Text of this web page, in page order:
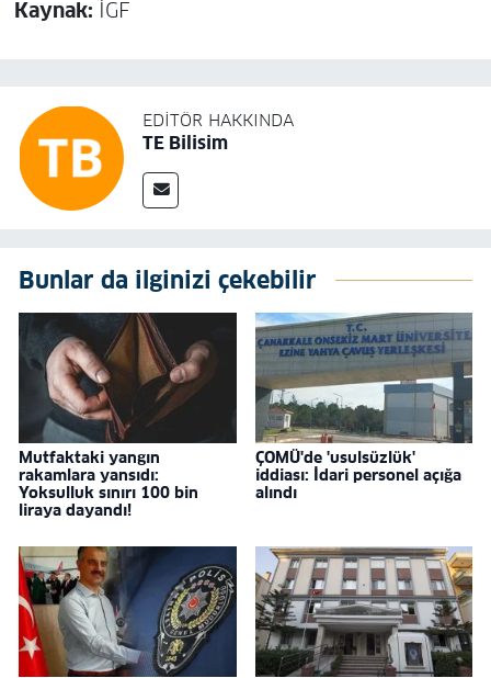
Kaynak: İGF
EDITÖR HAKKINDA
TE Bilisim
Bunlar da ilginizi çekebilir
Mutfaktaki yangın
rakamlara yansıdı:
Yoksulluk sınırı 100 bin
liraya dayandı!
ÇOMÜ'de 'usulsüzlük'
iddiası: İdari personel açığa
alındı